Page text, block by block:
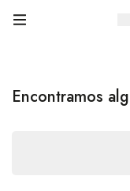
Encontramos